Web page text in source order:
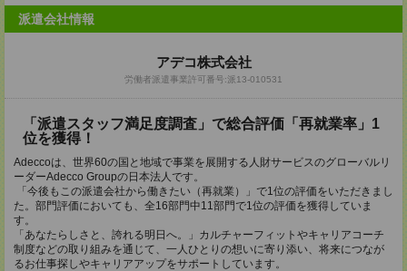
派遣会社情報
アデコ株式会社
労働者派遣事業許可番号:派13-010531
「派遣スタッフ満足度調査」で総合評価「再就業率」1
位を獲得！
Adeccoは、世界60の国と地域で事業を展開する人財サービスのグローバルリ
ーダーAdecco Groupの日本法人です。
「今後もこの派遣会社から働きたい（再就業）」で1位の評価をいただきまし
た。部門評価においても、全16部門中11部門で1位の評価を獲得していま
す。
「あなたらしさと、誇れる明日へ。」カルチャーフィットやキャリアコーチ
制度などの取り組みを通じて、一人ひとりの想いに寄り添い、将来につなが
るお仕事探しやキャリアアップをサポートしています。